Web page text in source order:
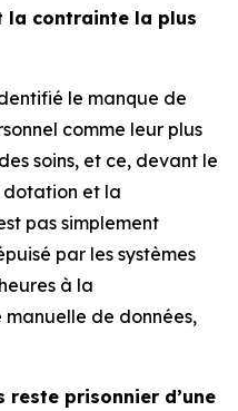
la contrainte la plus
le manque de
comme leur plus
soins, et ce, devant le
dotation et la
pas simplement
par les systèmes
à la
de données,
reste prisonnier d’une